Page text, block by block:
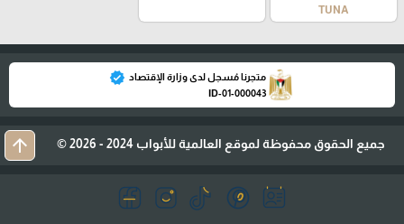
TUNA
متجرنا مُسجل لدى وزارة الإقتصاد verified
ID-01-000043
جميع الحقوق محفوظة لموقع العالمية للأبواب 2024 - 2026 © arrow_upward